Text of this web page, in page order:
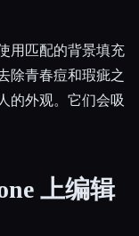
用匹配的背景填充
除青春痘和瑕疵之
的外观。它们会吸
上编辑